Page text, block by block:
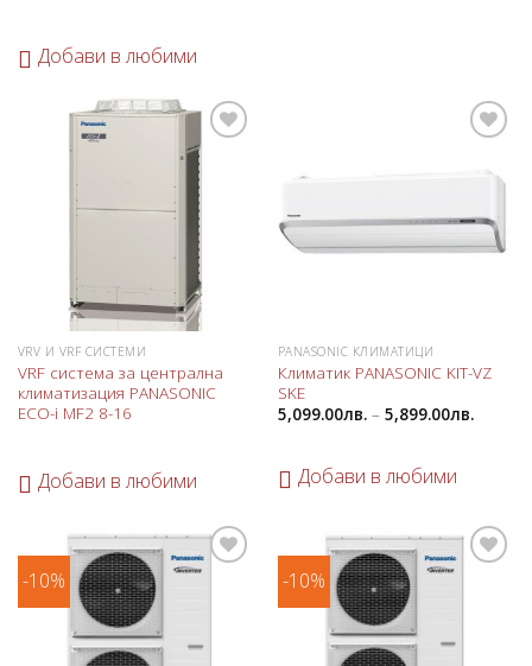
Добави в любими
Добави
любими
VRV И VRF СИСТЕМИ
VRF система за централна
климатизация PANASONIC
ECO-i MF2 8-16
Добави в любими
PANASONIC КЛИМАТИЦИ
Климатик PANASONIC KIT-VZ
SKE
5,099.00лв.– 5,899.00лв.
Добави в любими
-10%
Добави
-10%